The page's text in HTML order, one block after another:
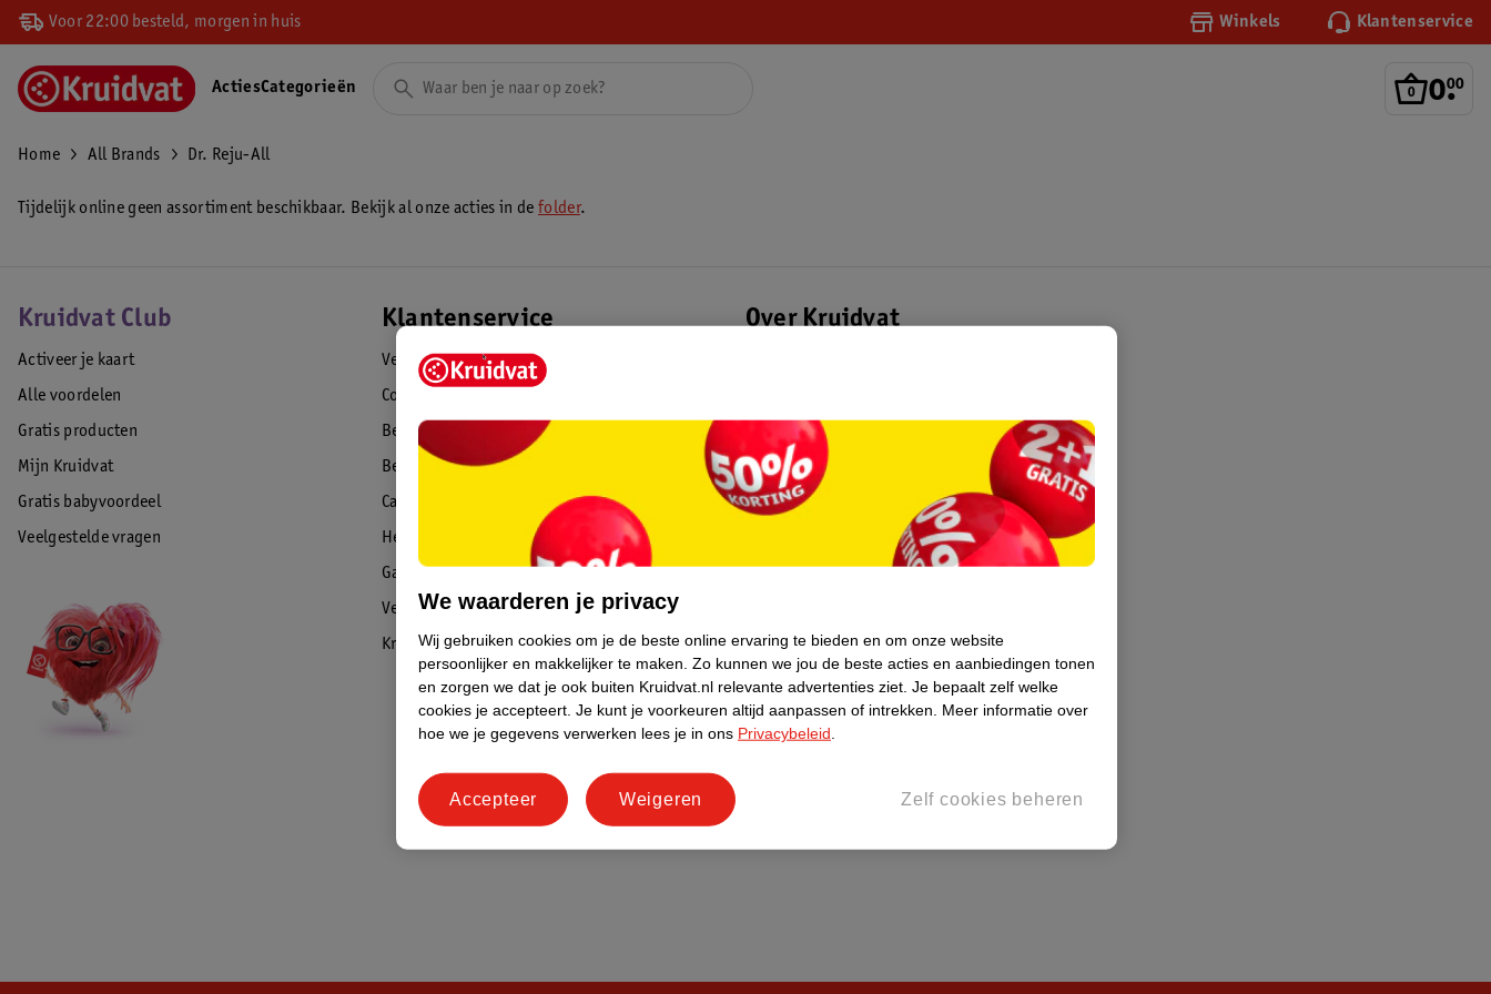
Voor 22:00 besteld, morgen in huis Winkels Klantenservice
0.
00
ActiesCategorieën
Home All Brands Dr. Reju-All
Tijdelijk online geen assortiment beschikbaar. Bekijk al onze acties in defolder.
Kruidvat Club
Activeer je kaart
Alle voordelen
Gratis producten
Mijn Kruidvat
Gratis babyvoordeel
Veelgestelde vragen
Klantenservice
Veelgestelde vragen
Contact
Bestellen & leveren
Betalen
Cadeaukaart saldo
Herroepen & retourneren
Garantie
Veiligheidswaarschuwingen
Kruidvat Advies
Over Kruidvat
Winkelformule
Bedrijfsgegevens
Werken bij
Informatiepagina's
Keurmerk Zelfzorg Online
We waarderen je privacy
Wij gebruiken cookies om je de beste online ervaring te bieden en om onze website
persoonlijker en makkelijker te maken. Zo kunnen we jou de beste acties en aanbiedingen tonen
en zorgen we dat je ook buiten Kruidvat.nl relevante advertenties ziet. Je bepaalt zelf welke
cookies je accepteert. Je kunt je voorkeuren altijd aanpassen of intrekken.
Meer informatie over
hoe we je gegevens verwerken lees je in ons Privacybeleid
Zelf cookies beheren
Weigeren
Accepteer